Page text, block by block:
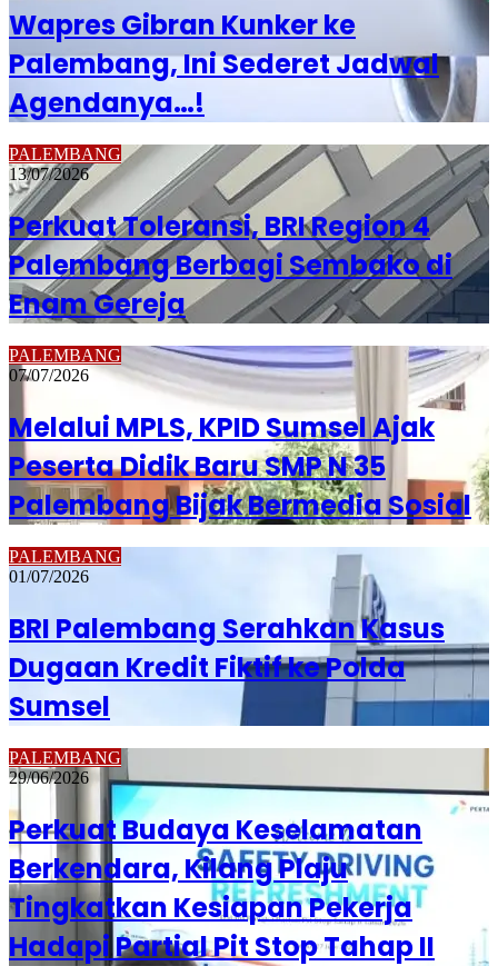
Wapres Gibran Kunker ke
Palembang, Ini Sederet Jadwal
Agendanya…!
PALEMBANG
13/07/2026
Perkuat Toleransi, BRI Region 4
Palembang Berbagi Sembako di
Enam Gereja
PALEMBANG
07/07/2026
Melalui MPLS, KPID Sumsel Ajak
Peserta Didik Baru SMP N 35
Palembang Bijak Bermedia Sosial
PALEMBANG
01/07/2026
BRI Palembang Serahkan Kasus
Dugaan Kredit Fiktif ke Polda
Sumsel
PALEMBANG
29/06/2026
Perkuat Budaya Keselamatan
Berkendara, Kilang Plaju
Tingkatkan Kesiapan Pekerja
Hadapi Partial Pit Stop Tahap II